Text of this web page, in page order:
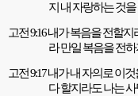
지 내 자랑하는 것
고전9:16내가 복음을 전할지
라 만일 복음을 전
고전9:17내가 내 자의로 이
다 할지라도 나는